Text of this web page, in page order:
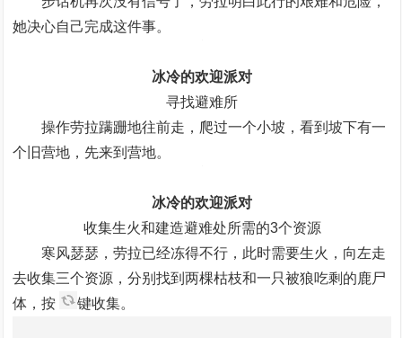
她决心自己完成这件事。
冰冷的欢迎派对
寻找避难所
操作劳拉蹒跚地往前走，爬过一个小坡，看到坡下有一
个旧营地，先来到营地。
冰冷的欢迎派对
收集生火和建造避难处所需的3个资源
寒风瑟瑟，劳拉已经冻得不行，此时需要生火，向左走
去收集三个资源，分别找到两棵枯枝和一只被狼吃剩的鹿尸
体，按
键收集。